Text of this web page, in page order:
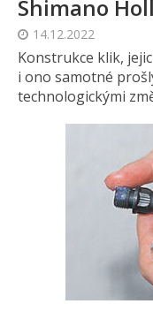
Shimano
14.12.2022
Konstrukce klik,
i ono samotné
technologickými